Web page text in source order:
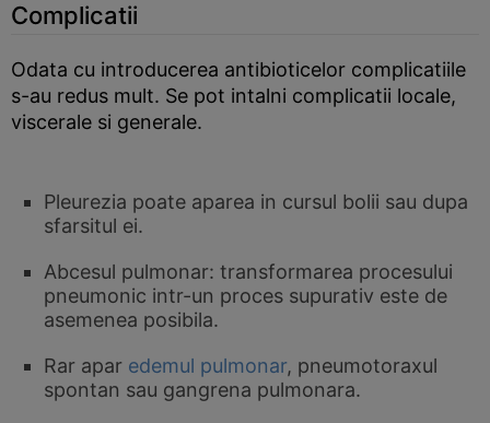
Complicatii
Odata cu introducerea antibioticelor complicatiile
s-au redus mult. Se pot intalni complicatii locale,
viscerale si generale.
Pleurezia poate aparea in cursul bolii sau dupa
sfarsitul ei.
Abcesul pulmonar: transformarea procesului
pneumonic intr-un proces supurativ este de
asemenea posibila.
Rar apar edemul pulmonar, pneumotoraxul
spontan sau gangrena pulmonara.